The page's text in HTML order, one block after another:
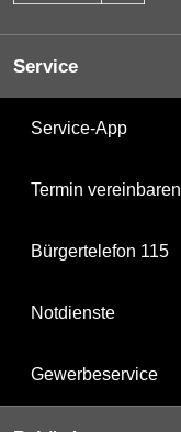
Service
Service-App
Termin vereinbaren
Bürgertelefon 115
Notdienste
Gewerbeservice